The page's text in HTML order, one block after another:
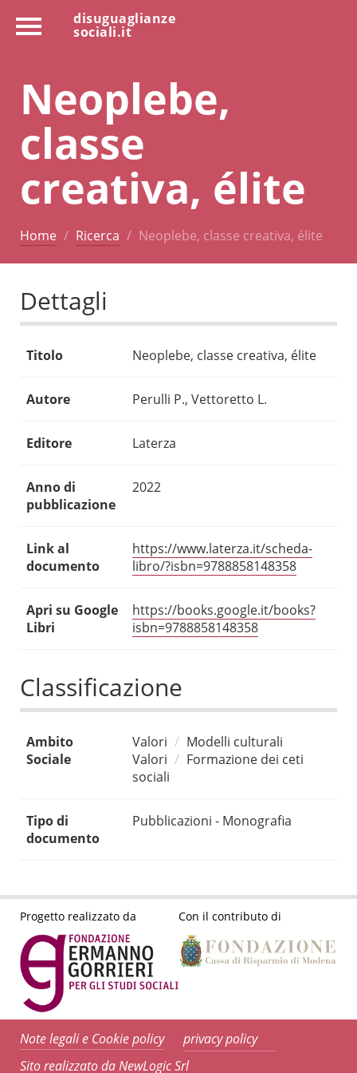
disuguaglianze
sociali.it
Neoplebe,
classe
creativa, élite
Home Ricerca Neoplebe, classe creativa, élite
Dettagli
Titolo Neoplebe, classe creativa, élite
Autore Perulli P., Vettoretto L.
Editore Laterza
Anno di
pubblicazione
2022
Link al
documento
https://www.laterza.it/scheda-
libro/?isbn=9788858148358
Apri su Google
Libri
https://books.google.it/books?
isbn=9788858148358
Classificazione
Ambito
Sociale
Valori
Modelli culturali
Valori
Formazione dei ceti
sociali
Tipo di
documento
Pubblicazioni - Monografia
Progetto realizzato da Con il contributo di
Note legali e Cookie policy
privacy policy
Sito realizzato da NewLogic Srl